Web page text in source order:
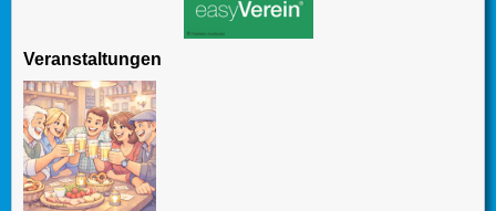
Veranstaltungen